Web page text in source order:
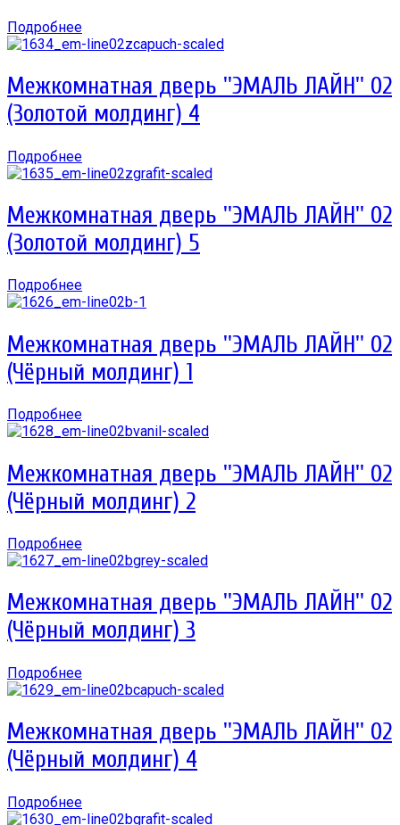
Подробнее
Межкомнатная дверь ''ЭМАЛЬ ЛАЙН'' 02
(Золотой молдинг) 4
Подробнее
Межкомнатная дверь ''ЭМАЛЬ ЛАЙН'' 02
(Золотой молдинг) 5
Подробнее
Межкомнатная дверь ''ЭМАЛЬ ЛАЙН'' 02
(Чёрный молдинг) 1
Подробнее
Межкомнатная дверь ''ЭМАЛЬ ЛАЙН'' 02
(Чёрный молдинг) 2
Подробнее
Межкомнатная дверь ''ЭМАЛЬ ЛАЙН'' 02
(Чёрный молдинг) 3
Подробнее
Межкомнатная дверь ''ЭМАЛЬ ЛАЙН'' 02
(Чёрный молдинг) 4
Подробнее